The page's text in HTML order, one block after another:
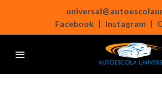
Facebook | Instagram |